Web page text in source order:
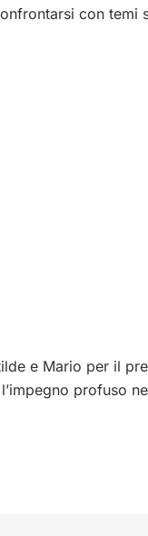
con temi
e Mario per il
profuso